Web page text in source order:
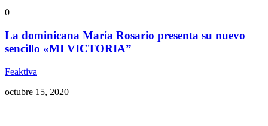
0
La dominicana María Rosario presenta su nuevo
sencillo «MI VICTORIA”
Feaktiva
octubre 15, 2020